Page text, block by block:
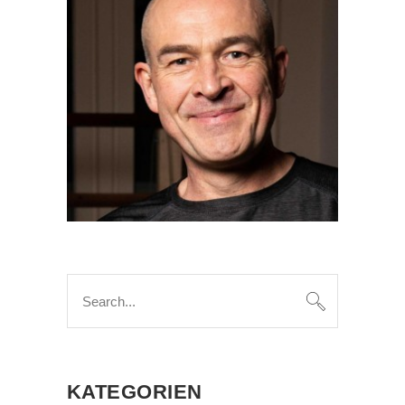
for:
KATEGORIEN